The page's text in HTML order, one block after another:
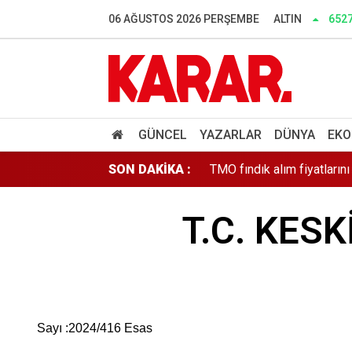
06 AĞUSTOS 2026 PERŞEMBE ALTIN
GÜNCEL YAZARLAR DÜNYA
SON DAKİKA :
Burdur'da 132 bin
Çerçeve yasaya
Klibinde tüfek
TMO fındık alım
Başsavcılık olumlu yazı
Türkiye ve 7 ülke İsrail'i
T.C.
Sayı :2024/416 Esas